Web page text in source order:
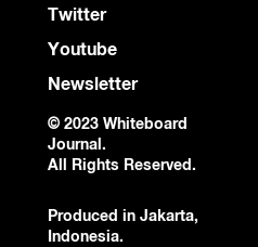
Twitter
Youtube
Newsletter
© 2023 Whiteboard
Journal.
All Rights Reserved.
Produced in Jakarta,
Indonesia.